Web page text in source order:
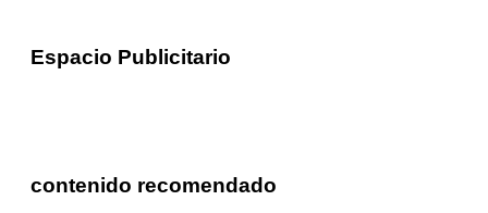
Espacio Publicitario
contenido recomendado